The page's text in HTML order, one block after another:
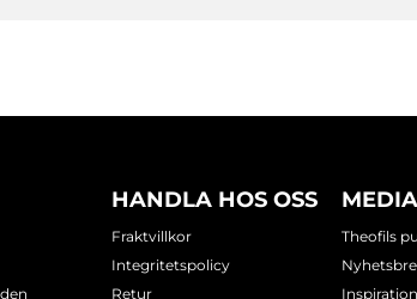
HANDLA HOS OSS
Fraktvillkor
Integritetspolicy
Retur
MEDIA
Theofils
Inspiration